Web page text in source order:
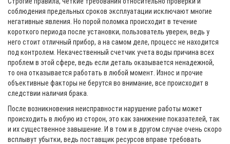
соблюдения предельных сроков эксплуатации исключают многие
негативные явления. Но порой поломка происходит в течение
короткого периода после установки, пользователь уверен, ведь у
него стоит отличный прибор, а на самом деле, процесс не находится
под контролем. Некачественный счетчик учета воды причина всех
проблем в этой сфере, ведь если деталь оказывается ненадежной,
то она отказывается работать в любой момент. Износ и прочие
объективные факторы не берутся во внимание, все происходит в
следствии наличия брака.
После возникновения неисправности нарушение работы может
происходить в любую из сторон, это как занижение показателей, так
и их существенное завышение. И в том и в другом случае очень скоро
всплывут убытки, ведь поставщик ресурсов вправе требовать